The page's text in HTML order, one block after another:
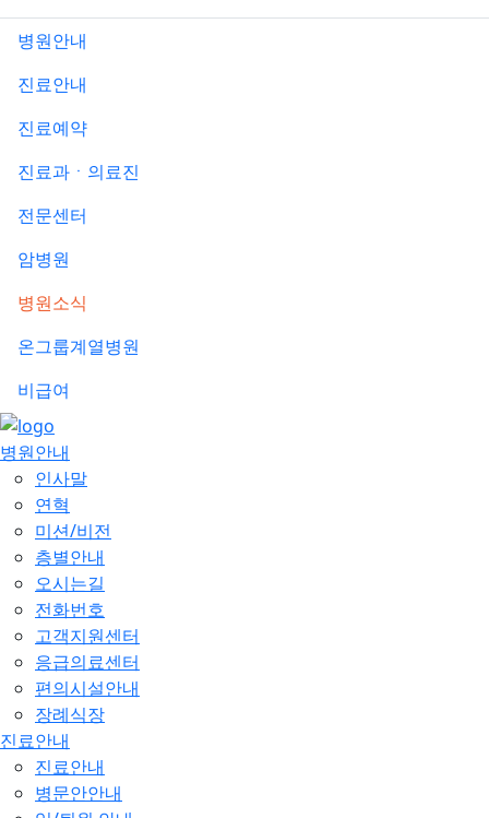
병원안내
진료안내
진료예약
진료과ㆍ의료진
전문센터
암병원
병원소식
온그룹계열병원
비급여
병원안내
인사말
연혁
미션/비전
층별안내
오시는길
전화번호
고객지원센터
응급의료센터
편의시설안내
장례식장
진료안내
진료안내
병문안안내